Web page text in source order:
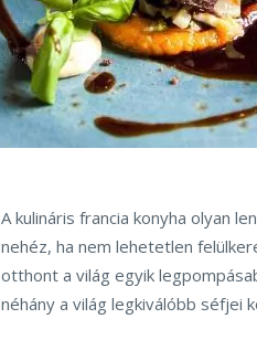
A kulináris francia konyha olyan
nehéz, ha nem lehetetlen
otthont a világ egyik
néhány a világ legkiválóbb séfjei